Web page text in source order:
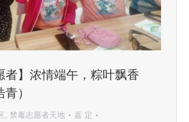
者】浓情端午，粽叶飘香
）
, 禁毒志愿者天地
嘉 定